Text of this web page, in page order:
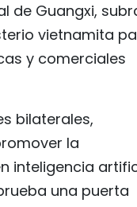
de Guangxi,
vietnamita
y comerciales
bilaterales,
la
inteligencia
una puerta